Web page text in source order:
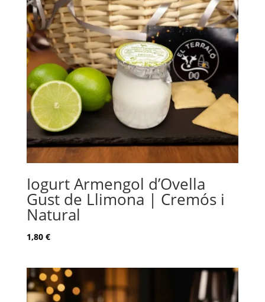
Iogurt Armengol d’Ovella
Gust de Llimona | Cremós i
Natural
1,80 €